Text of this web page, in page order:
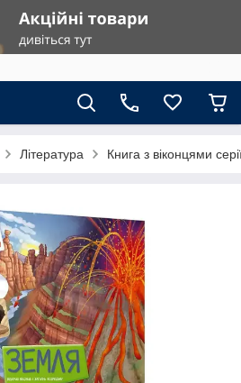
Література Книга з віконцями